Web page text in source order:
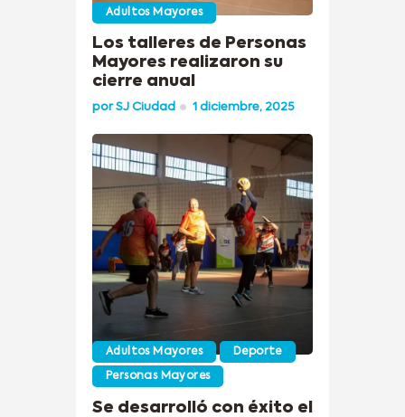
Adultos Mayores
Los talleres de Personas
Mayores realizaron su
cierre anual
porSJ Ciudad 1 diciembre, 2025
Adultos Mayores Deporte
Personas Mayores
Se desarrolló con éxito el